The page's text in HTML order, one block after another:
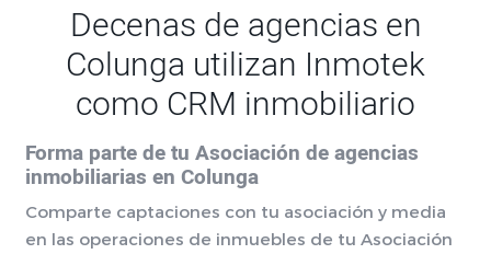
Decenas de agencias en
Colunga utilizan Inmotek
como CRM inmobiliario
Forma parte de tu Asociación de agencias
inmobiliarias en Colunga
Comparte captaciones con tu asociación y media
en las operaciones de inmuebles de tu Asociación